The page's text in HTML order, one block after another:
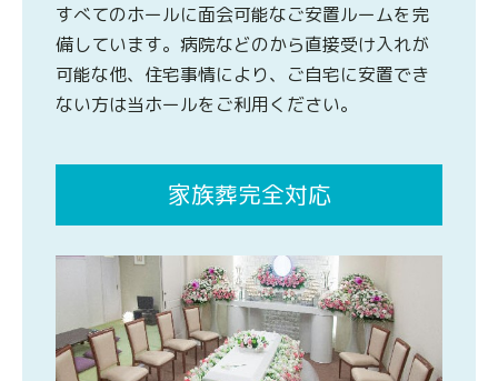
すべてのホールに面会可能なご安置ルームを完
備しています。病院などのから直接受け入れが
可能な他、住宅事情により、ご自宅に安置でき
ない方は当ホールをご利用ください。
家族葬完全対応